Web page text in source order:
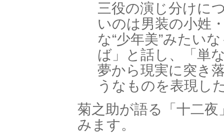
三役の演じ分けに
いのは男装の小姓
な“少年美”みたい
ば」と話し、「単
夢から現実に突き
うなものを表現し
菊之助が語る「十二
みます。